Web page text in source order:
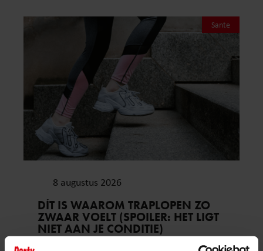
Sante
8 augustus 2026
DÍT IS WAAROM TRAPLOPEN ZO
ZWAAR VOELT (SPOILER: HET LIGT
NIET AAN JE CONDITIE)